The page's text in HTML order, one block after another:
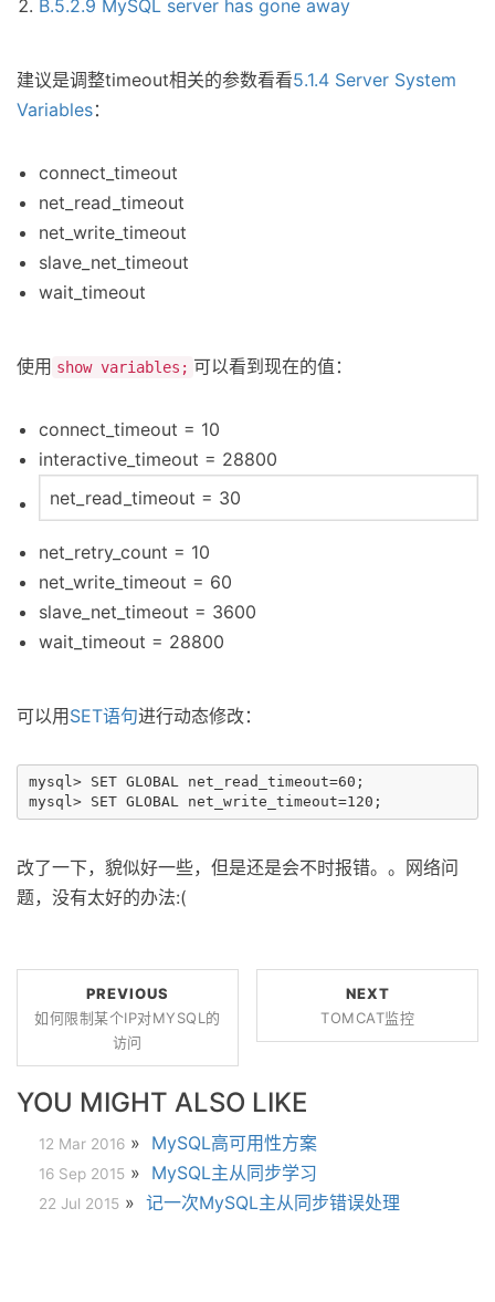
B.5.2.9 MySQL server has gone away
建议是调整timeout相关的参数看看5.1.4 Server System
Variables：
connect_timeout
net_read_timeout
net_write_timeout
slave_net_timeout
wait_timeout
使用 show variables; 可以看到现在的值：
connect_timeout = 10
interactive_timeout = 28800
net_read_timeout = 30
net_retry_count = 10
net_write_timeout = 60
slave_net_timeout = 3600
wait_timeout = 28800
可以用 SET语句进行动态修改：
mysql> SET GLOBAL net_read_timeout=60;
改了一下，貌似好一些，但是还是会不时报错。。网络问
题，没有太好的办法:(
PREVIOUS
如何限制某个IP对MYSQL的
访问
NEXT
TOMCAT监控
YOU MIGHT ALSO LIKE
12 Mar 2016 » MySQL高可用性方案
16 Sep 2015 » MySQL主从同步学习
22 Jul 2015 » 记一次MySQL主从同步错误处理